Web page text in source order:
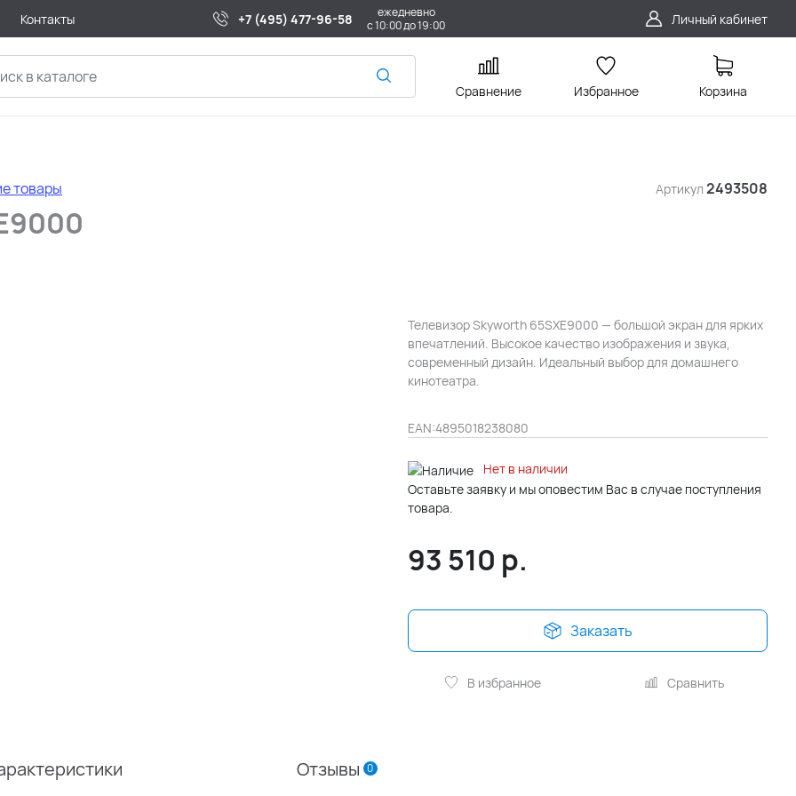
Контакты +7 (495) 477-96-58
ежедневно
с 10:00 до 19:00
Личный кабинет
Сравнение Избранное Корзина
Артикул 2493508
товары
Телевизор Skyworth 65SXE9000 — большой экран для ярких
впечатлений. Высокое качество изображения и звука,
современный дизайн. Идеальный выбор для домашнего
кинотеатра.
EAN:4895018238080
Нет в наличии
Оставьте заявку и мы оповестим Вас в случае поступления
товара.
93 510 р.
Заказать
В избранное Сравнить
Отзывы 0